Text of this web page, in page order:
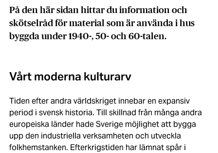
På den här sidan hittar du information och
skötselråd för material som är använda i hus
byggda under 1940-, 50- och 60-talen.
Vårt moderna kulturarv
Tiden efter andra världskriget innebar en expansiv
period i svensk historia. Till skillnad från många andra
europeiska länder hade Sverige möjlighet att bygga
upp den industriella verksamheten och utveckla
folkhemstanken. Efterkrigstiden har lämnat spår i